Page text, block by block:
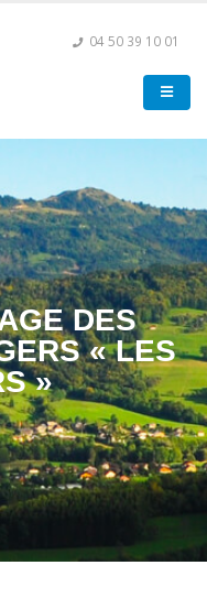
04 50 39 10 01
DES
« LES
»